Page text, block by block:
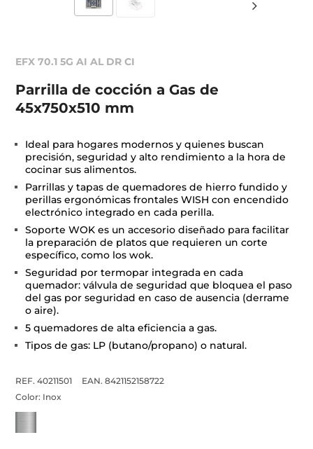
EFX 70.1 5G AI AL DR CI
Parrilla de cocción a Gas de
45x750x510 mm
Ideal para hogares modernos y quienes buscan
precisión, seguridad y alto rendimiento a la hora de
cocinar sus alimentos.
Parrillas y tapas de quemadores de hierro fundido y
perillas ergonómicas frontales WISH con encendido
electrónico integrado en cada perilla.
Soporte WOK es un accesorio diseñado para facilitar
la preparación de platos que requieren un corte
específico, como los wok.
Seguridad por termopar integrada en cada
quemador: válvula de seguridad que bloquea el paso
del gas por seguridad en caso de ausencia (derrame
o aire).
5 quemadores de alta eficiencia a gas.
Tipos de gas: LP (butano/propano) o natural.
REF. 40211501
EAN. 8421152158722
Color: Inox